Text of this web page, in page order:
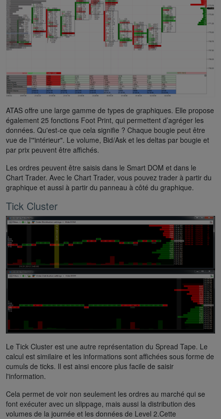
ATAS offre une large gamme de types de graphiques. Elle propose
également 25 fonctions Foot Print, qui permettent d’agréger les
données. Qu'est-ce que cela signifie ? Chaque bougie peut être
vue de l'"intérieur". Le volume, Bid/Ask et les deltas par bougie et
par prix peuvent être affichés.
Les ordres peuvent être saisis dans le Smart DOM et dans le
Chart Trader. Avec le Chart Trader, vous pouvez trader à partir du
graphique et aussi à partir du panneau à côté du graphique.
Tick Cluster
Le Tick Cluster est une autre représentation du Spread Tape. Le
calcul est similaire et les informations sont affichées sous forme de
cumuls de ticks. Il est ainsi encore plus facile de saisir
l'information.
Cela permet de voir non seulement les ordres au marché qui se
font exécuter avec un slippage, mais aussi la distribution des
volumes de la journée et les données de Level 2.Cette